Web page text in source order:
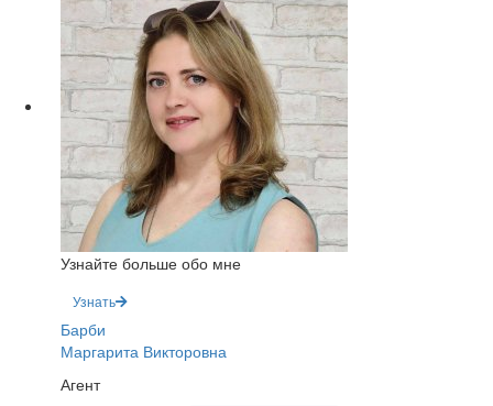
Узнайте больше обо мне
Узнать
Барби
Маргарита Викторовна
Агент